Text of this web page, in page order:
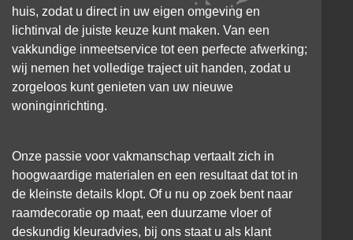
huis, zodat u direct in uw eigen omgeving en
lichtinval de juiste keuze kunt maken. Van een
vakkundige inmeetservice tot een perfecte afwerking;
wij nemen het volledige traject uit handen, zodat u
zorgeloos kunt genieten van uw nieuwe
woninginrichting.
Onze passie voor vakmanschap vertaalt zich in
hoogwaardige materialen en een resultaat dat tot in
de kleinste details klopt. Of u nu op zoek bent naar
raamdecoratie op maat, een duurzame vloer of
deskundig kleuradvies, bij ons staat u als klant